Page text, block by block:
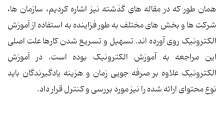
همان طور که در مقاله های گذشته نیز اشاره کردیم، سازمان ها،
شرکت ها و بخش های مختلف به طور فزاینده به استفاده از آموزش
الکترونیک روی آورده اند. تسهیل و تسریع شدن کارها علت اصلی
این مراجعه به آموزش الکترونیک بوده است. در آموزش
الکترونیک علاوه بر صرفه جویی زمان و هزینه یادگیرندگان باید
نوع محتوای ارائه شده را نیز مورد بررسی و کنترل قرار داد.